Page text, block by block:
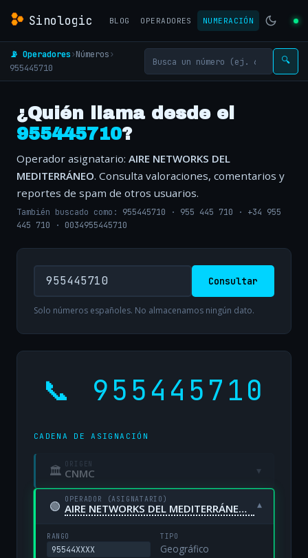
Sinologic BLOG OPERADORES NUMERACIÓN
📡 Operadores›Números›
955445710
🔍
¿Quién llama desde el
955445710?
Operador asignatario: AIRE NETWORKS DEL
MEDITERRÁNEO. Consulta valoraciones, comentarios y
reportes de spam de otros usuarios.
También buscado como: 955445710 · 955 445 710 · +34 955
445 710 · 0034955445710
Consultar
Solo números españoles. No almacenamos ningún dato.
📞 955445710
CADENA DE ASIGNACIÓN
🏛 ORIGEN
CNMC ▾
🟢 OPERADOR (ASIGNATARIO)
AIRE NETWORKS DEL MEDITERRÁNEO, S.L. UNIPERSONAL ▾
RANGO
95544XXXX
TIPO
Geográfico